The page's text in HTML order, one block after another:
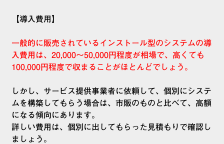
【導入費用】
一般的に販売されているインストール型のシステムの導
入費用は、20,000～50,000円程度が相場で、高くても
100,000円程度で収まることがほとんどでしょう。
しかし、サービス提供事業者に依頼して、個別にシステ
ムを構築してもらう場合は、市販のものと比べて、高額
になる傾向にあります。
詳しい費用は、個別に出してもらった見積もりで確認し
ましょう。